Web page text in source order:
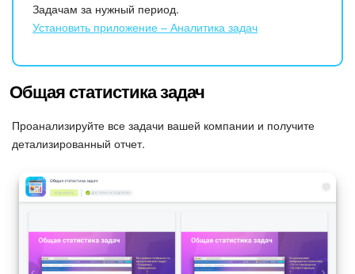
Задачам за нужный период.
Установить приложение – Аналитика задач
Общая статистика задач
Проанализируйте все задачи вашей компании и получите
детализированный отчет.